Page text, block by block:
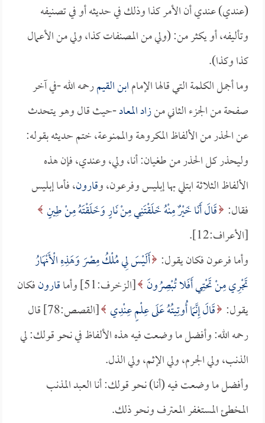
(عندي) عندي أن الأمر كذا وذلك في حديثه أو في تصنيفه
وتأليفه، أو يكثر من: (ولي من المصنفات كذا، ولي من الأعمال
كذا وكذا).
وما أجمل الكلمة التي قالها الإمامابن القيمرحمه الله -في آخر
صفحة من الجزء الثاني منزاد المعاد-حيث قال وهو يتحدث
عن الحذر من الألفاظ المكروهة والممنوعة، ختم حديثه بقوله:
وليحذر كل الحذر من طغيان: أنا، ولي، وعندي، فإن هذه
الألفاظ الثلاثة ابتلي بها إبليس وفرعون، وقارون، فأما إبليس
فقال: قَالَ أَنَا خَيْرٌ مِنْهُ خَلَقْتَنِي مِنْ نَارٍ وَخَلَقْتَهُ مِنْ طِينٍ
[الأعراف:12].
وأما فرعون فكان يقول: أَلَيْسَ لِي مُلْكُ مِصْرَ وَهَذِهِ الْأَنْهَارُ
تَجْرِي مِنْ تَحْتِي أَفَلا تُبْصِرُونَ [الزخرف:51] وأما قارونفكان
يقول: قَالَ إِنَّمَا أُوتِيتُهُ عَلَى عِلْمٍ عِنْدِي
[القصص:78] قال
رحمه الله: وأفضل ما وضعت فيه هذه الألفاظ في نحو قولك: لي
الذنب، ولي الجرم، ولي الإثم، ولي الذل.
وأفضل ما وضعت فيه (أنا) نحو قولك: أنا العبد المذنب
المخطئ المستغفر المعترف ونحو ذلك.